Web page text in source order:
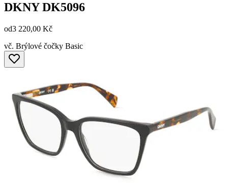
DKNY DK5096
od3 220,00 Kč
vč. Brýlové čočky Basic